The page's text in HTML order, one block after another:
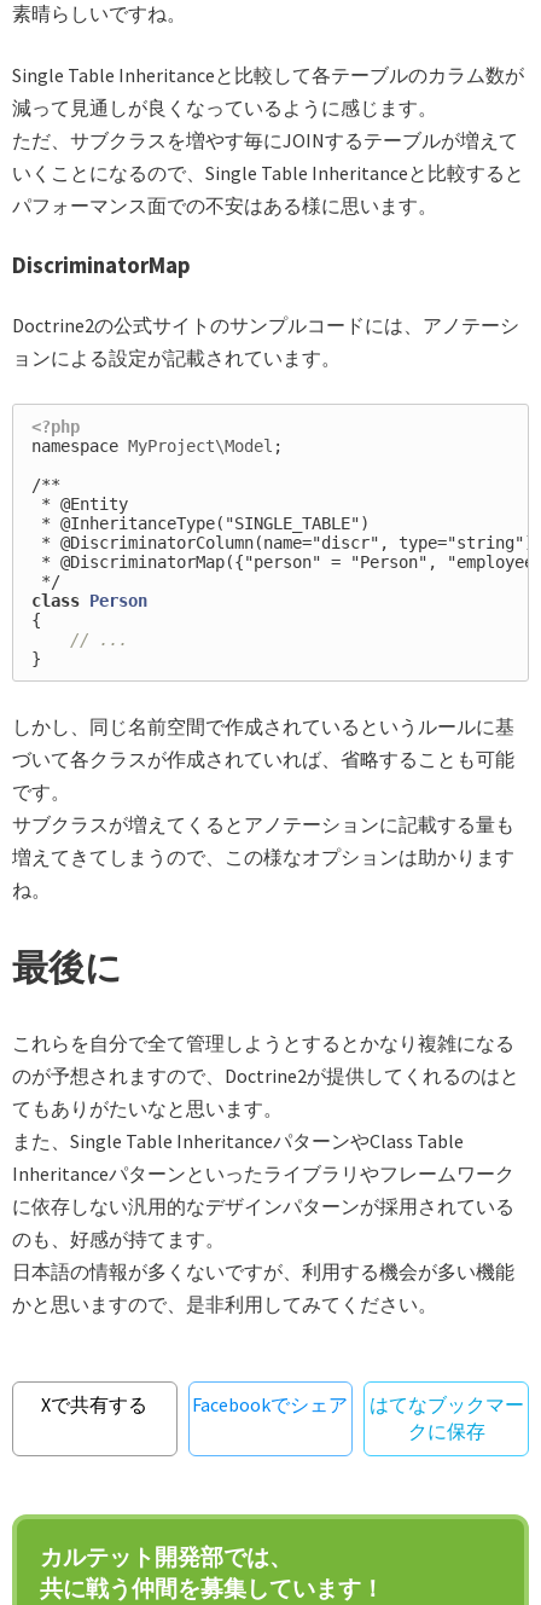
素晴らしいですね。
Single Table Inheritanceと比較して各テーブルのカラム数が
減って見通しが良くなっているように感じます。
ただ、サブクラスを増やす毎にJOINするテーブルが増えて
いくことになるので、Single Table Inheritanceと比較すると
パフォーマンス面での不安はある様に思います。
DiscriminatorMap
Doctrine2の公式サイトのサンプルコードには、アノテーシ
ョンによる設定が記載されています。
<?php
namespace MyProject\Model ;
/**
* @Entity
* @InheritanceType("SINGLE_TABLE")
* @DiscriminatorColumn(name="discr", type="string")
* @DiscriminatorMap({"person" = "Person",
*/
class Person
{
// ...
}
しかし、同じ名前空間で作成されているというルールに基
づいて各クラスが作成されていれば、省略することも可能
です。
サブクラスが増えてくるとアノテーションに記載する量も
増えてきてしまうので、この様なオプションは助かります
ね。
最後に
これらを自分で全て管理しようとするとかなり複雑になる
のが予想されますので、Doctrine2が提供してくれるのはと
てもありがたいなと思います。
また、Single Table InheritanceパターンやClass Table
Inheritanceパターンといったライブラリやフレームワーク
に依存しない汎用的なデザインパターンが採用されている
のも、好感が持てます。
日本語の情報が多くないですが、利用する機会が多い機能
かと思いますので、是非利用してみてください。
Xで共有する Facebookでシェア
はてなブックマー
クに保存
カルテット開発部では、
共に戦う仲間を募集しています！